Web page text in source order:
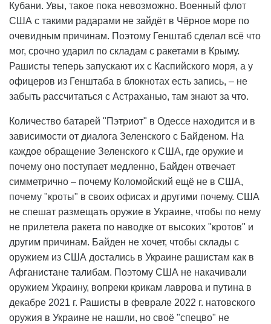
Кубани. Увы, такое пока невозможно. Военный флот
США с такими радарами не зайдёт в Чёрное море по
очевидным причинам. Поэтому Генштаб сделал всё что
мог, срочно ударил по складам с ракетами в Крыму.
Рашисты теперь запускают их с Каспийского моря, а у
офицеров из Генштаба в блокнотах есть запись, – не
забыть рассчитаться с Астраханью, там знают за что.
Количество батарей "Пэтриот" в Одессе находится и в
зависимости от диалога Зеленского с Байденом. На
каждое обращение Зеленского к США, где оружие и
почему оно поступает медленно, Байден отвечает
симметрично – почему Коломойский ещё не в США,
почему "кроты" в своих офисах и другими почему. США
не спешат размещать оружие в Украине, чтобы по нему
не прилетела ракета по наводке от высоких "кротов" и
другим причинам. Байден не хочет, чтобы склады с
оружием из США достались в Украине рашистам как в
Афганистане талибам. Поэтому США не накачивали
оружием Украину, вопреки крикам лаврова и путина в
декабре 2021 г. Рашисты в феврале 2022 г. натовского
оружия в Украине не нашли, но своё "спецво" не